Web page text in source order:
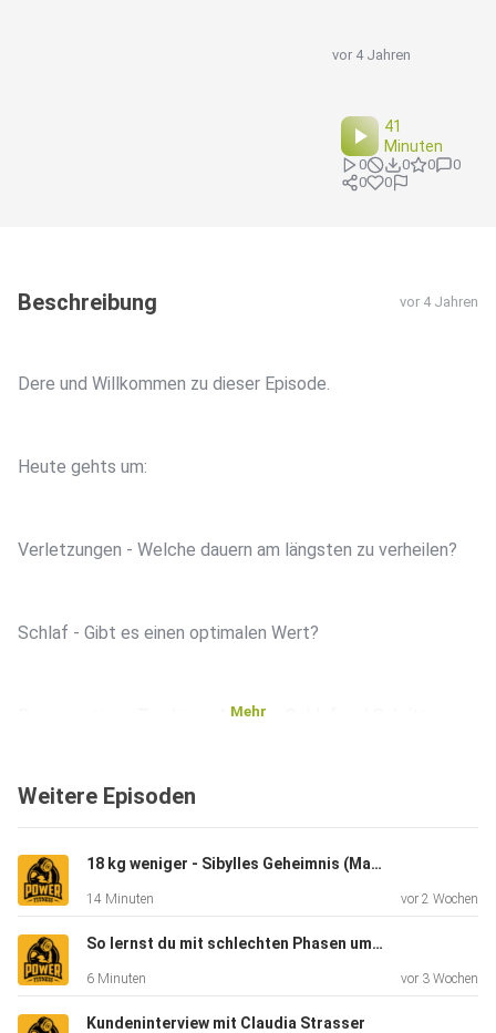
vor 4 Jahren
41
Minuten
0 0 0
0
0
0
Beschreibung vor 4 Jahren
Dere und Willkommen zu dieser Episode.
Heute gehts um:
Verletzungen - Welche dauern am längsten zu verheilen?
Schlaf - Gibt es einen optimalen Wert?
Regenerations-Tracking - Machen Schlaf und Schritte
Alltag.
Ich wünsche dir viel Spaß!
Website: www.powerfitness.at
Mehr
Weitere Episoden
18 kg weniger - Sibylles Geheimnis (Mama wollte wieder fit für ihr Kind sein)
14 Minuten vor 2 Wochen
So lernst du mit schlechten Phasen umzugehen (Musterbrechen)
6 Minuten vor 3 Wochen
Kundeninterview mit Claudia Strasser